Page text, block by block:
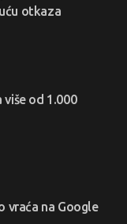
otkaza
više od 1.000
vraća na Google